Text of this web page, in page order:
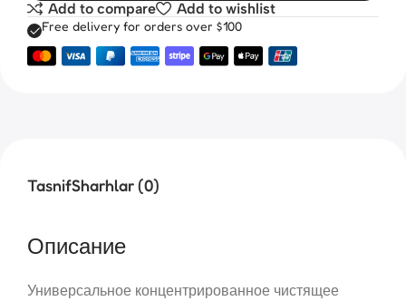
Add to compare
Add to wishlist
Free delivery for orders over $100
TasnifSharhlar (0)
Описание
Универсальное концентрированное чистящее